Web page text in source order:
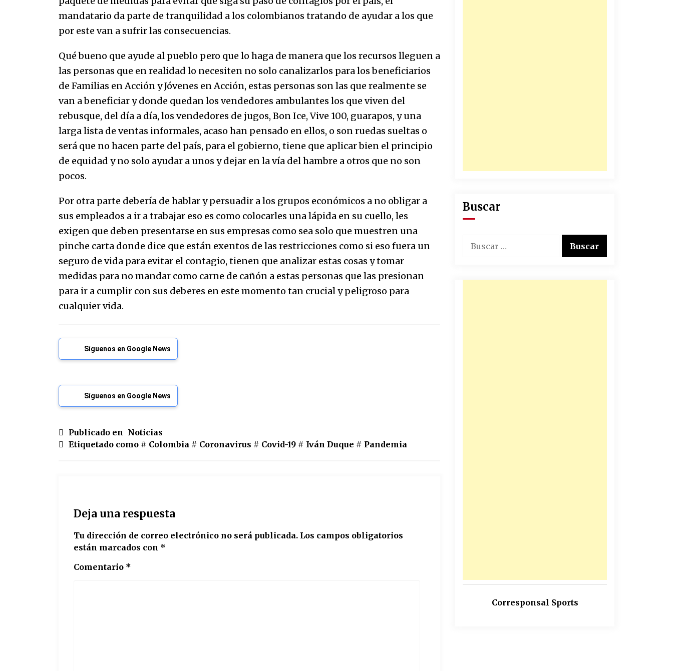
07/01/2026
04/01/2026
Que sea un hecho el decreto que
honorables zánganos
31/12/2025
31/12/2025
mandatario da parte de tranquilidad a los colombianos tratando de ayudar a los que
por este van a sufrir las consecuencias.
Qué bueno que ayude al pueblo pero que lo haga de manera que los recursos lleguen a
las personas que en realidad lo necesiten no solo canalizarlos para los beneficiarios
de Familias en Acción y Jóvenes en Acción, estas personas son las que realmente se
van a beneficiar y donde quedan los vendedores ambulantes los que viven del
rebusque, del día a día, los vendedores de jugos, Bon Ice, Vive 100, guarapos, y una
larga lista de ventas informales, acaso han pensado en ellos, o son ruedas sueltas o
será que no hacen parte del país, para el gobierno, tiene que aplicar bien el principio
de equidad y no solo ayudar a unos y dejar en la vía del hambre a otros que no son
pocos.
Por otra parte debería de hablar y persuadir a los grupos económicos a no obligar a
sus empleados a ir a trabajar eso es como colocarles una lápida en su cuello, les
exigen que deben presentarse en sus empresas como sea solo que muestren una
pinche carta donde dice que están exentos de las restricciones como si eso fuera un
seguro de vida para evitar el contagio, tienen que analizar estas cosas y tomar
medidas para no mandar como carne de cañón a estas personas que las presionan
para ir a cumplir con sus deberes en este momento tan crucial y peligroso para
cualquier vida.
Síguenos en Google News
Síguenos en Google News
Publicado en Noticias
Etiquetado como # Colombia # Coronavirus # Covid-19 # Iván Duque # Pandemia
Deja una respuesta
Tu dirección de correo electrónico no será publicada. Los campos obligatorios
están marcados con *
Comentario *
Buscar
Corresponsal Sports